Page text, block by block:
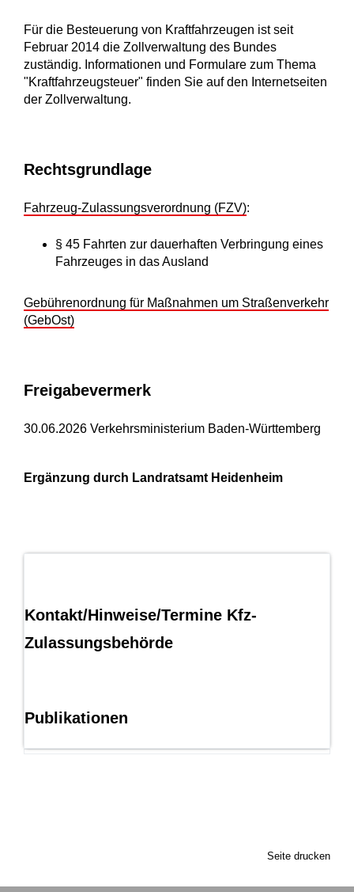
Kontakt/Hinweise/Termine Kfz-
Zulassungsbehörde
Publikationen
Für die Besteuerung von Kraftfahrzeugen ist seit
Februar 2014 die Zollverwaltung des Bundes
zuständig. Informationen und Formulare zum Thema
"Kraftfahrzeugsteuer" finden Sie auf den Internetseiten
der Zollverwaltung.
Rechtsgrundlage
Fahrzeug-Zulassungsverordnung (FZV):
§ 45 Fahrten zur dauerhaften Verbringung eines
Fahrzeuges in das Ausland
Gebührenordnung für Maßnahmen um Straßenverkehr
(GebOst)
Freigabevermerk
30.06.2026 Verkehrsministerium Baden-Württemberg
Ergänzung durch Landratsamt Heidenheim
Seite drucken